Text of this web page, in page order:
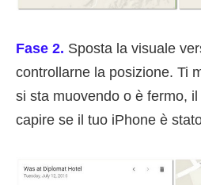
Fase 2. Sposta la visuale
controllarne la posizione. Ti
si sta muovendo o è fermo,
capire se il tuo iPhone è